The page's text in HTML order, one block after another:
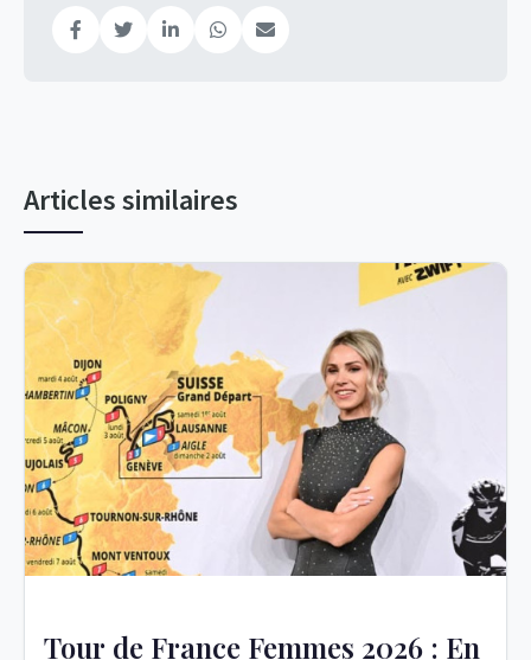
Articles similaires
Tour de France Femmes 2026 : En